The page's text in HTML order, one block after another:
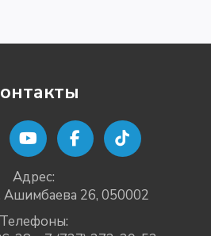
Адрес:
Ашимбаева 26, 050002
Телефоны: